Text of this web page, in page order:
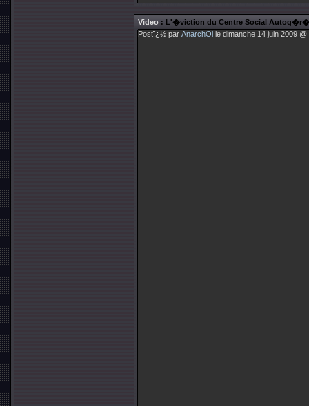
Video : L'�viction du Centre Social Autog�r�
Postï¿½ par AnarchOi le dimanche 14 juin 2009